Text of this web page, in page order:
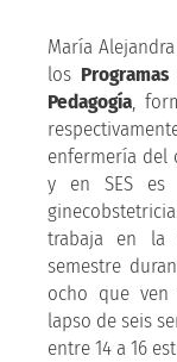
María
los
Pedagogía,
enfermería del
y en SES es
trabaja en la
semestre
ocho que
lapso de seis
entre 14 a 16